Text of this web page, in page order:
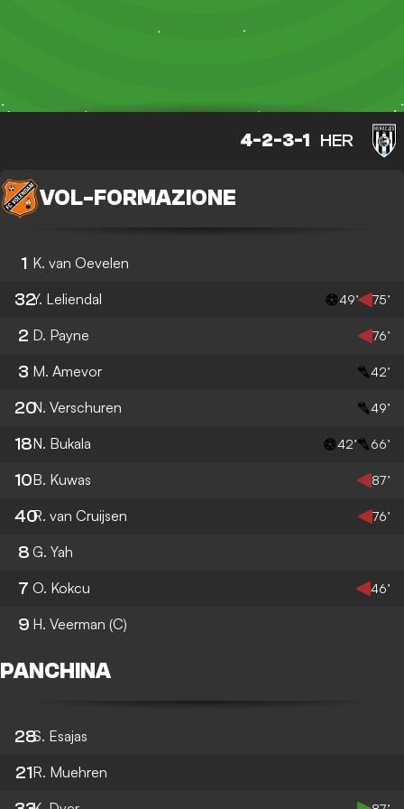
4-2-3-1 HER
VOL- FORMAZIONE
1 K. van Oevelen
32Y. Leliendal 49’ 75’
2 D. Payne 76’
3 M. Amevor 42’
20N. Verschuren 49’
18N. Bukala 42’ 66’
10B. Kuwas 87’
40R. van Cruijsen 76’
8 G. Yah
7 O. Kokcu 46’
9 H. Veerman (C)
PANCHINA
28S. Esajas
21R. Muehren